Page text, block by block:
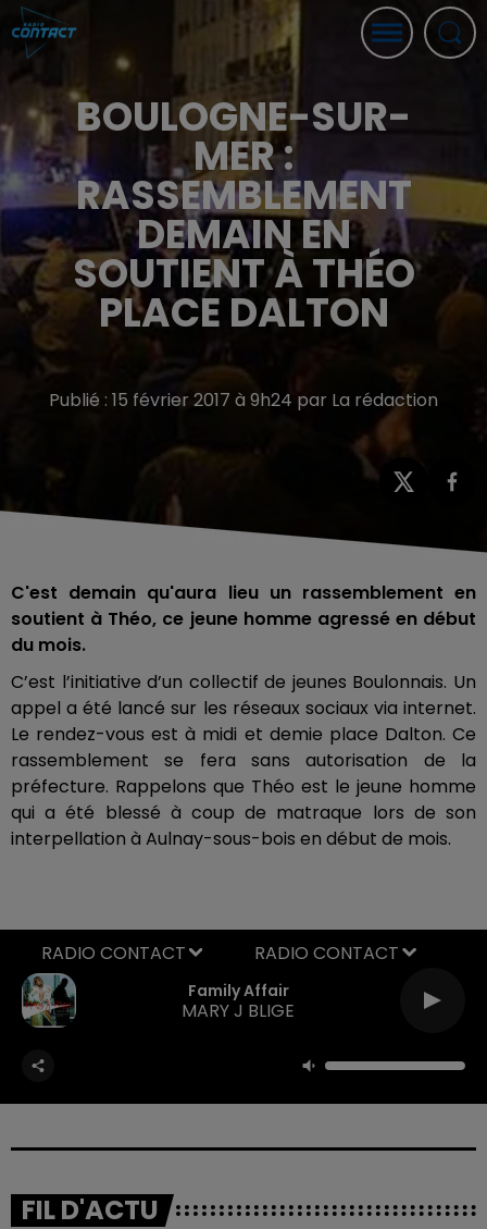
BOULOGNE-SUR-
MER :
RASSEMBLEMENT
DEMAIN EN
SOUTIENT À THÉO
PLACE DALTON
Publié : 15 février 2017 à 9h24 par La rédaction
C'est demain qu'aura lieu un rassemblement en
soutient à Théo, ce jeune homme agressé en début
du mois.
C’est l’initiative d’un collectif de jeunes Boulonnais. Un
appel a été lancé sur les réseaux sociaux via internet.
Le rendez-vous est à midi et demie place Dalton. Ce
rassemblement se fera sans autorisation de la
préfecture. Rappelons que Théo est le jeune homme
qui a été blessé à coup de matraque lors de son
interpellation à Aulnay-sous-bois en début de mois.
Family Affair
MARY J BLIGE
RADIO CONTACT
FIL D'ACTU